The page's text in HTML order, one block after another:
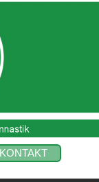
KONTAKT